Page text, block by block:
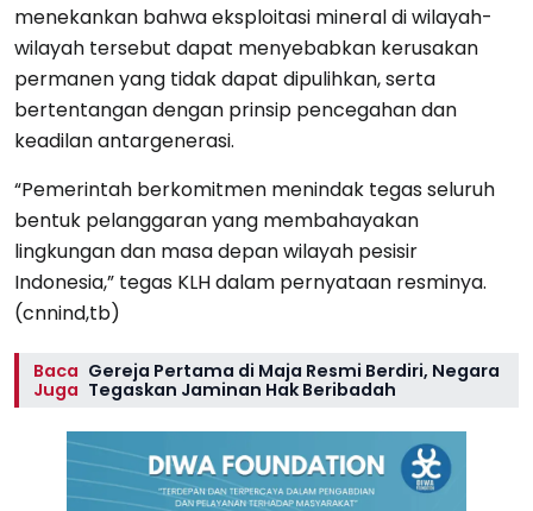
menekankan bahwa eksploitasi mineral di wilayah-
wilayah tersebut dapat menyebabkan kerusakan
permanen yang tidak dapat dipulihkan, serta
bertentangan dengan prinsip pencegahan dan
keadilan antargenerasi.
“Pemerintah berkomitmen menindak tegas seluruh
bentuk pelanggaran yang membahayakan
lingkungan dan masa depan wilayah pesisir
Indonesia,” tegas KLH dalam pernyataan resminya.
(cnnind,tb)
Baca
Juga
Gereja Pertama di Maja Resmi Berdiri, Negara
Tegaskan Jaminan Hak Beribadah